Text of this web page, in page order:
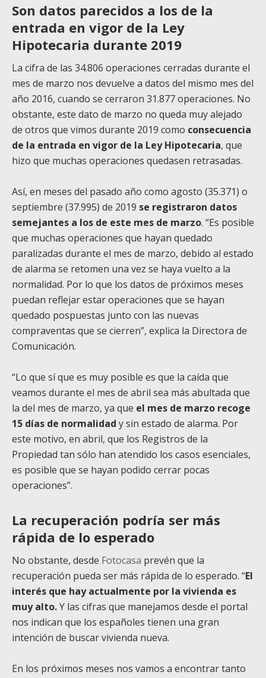
Son datos parecidos a los de la
entrada en vigor de la Ley
Hipotecaria durante 2019
La cifra de las 34.806 operaciones cerradas durante el
mes de marzo nos devuelve a datos del mismo mes del
año 2016, cuando se cerraron 31.877 operaciones. No
obstante, este dato de marzo no queda muy alejado
de otros que vimos durante 2019 como consecuencia
de la entrada en vigor de la Ley Hipotecaria, que
hizo que muchas operaciones quedasen retrasadas.
Así, en meses del pasado año como agosto (35.371) o
septiembre (37.995) de 2019 se registraron datos
semejantes a los de este mes de marzo. “Es posible
que muchas operaciones que hayan quedado
paralizadas durante el mes de marzo, debido al estado
de alarma se retomen una vez se haya vuelto a la
normalidad. Por lo que los datos de próximos meses
puedan reflejar estar operaciones que se hayan
quedado pospuestas junto con las nuevas
compraventas que se cierren”, explica la Directora de
Comunicación.
“Lo que sí que es muy posible es que la caída que
veamos durante el mes de abril sea más abultada que
la del mes de marzo, ya que el mes de marzo recoge
15 días de normalidad y sin estado de alarma. Por
este motivo, en abril, que los Registros de la
Propiedad tan sólo han atendido los casos esenciales,
es posible que se hayan podido cerrar pocas
operaciones”.
La recuperación podría ser más
rápida de lo esperado
No obstante, desde Fotocasa prevén que la
recuperación pueda ser más rápida de lo esperado. “El
interés que hay actualmente por la vivienda es
muy alto.Y las cifras que manejamos desde el portal
nos indican que los españoles tienen una gran
intención de buscar vivienda nueva.
En los próximos meses nos vamos a encontrar tanto